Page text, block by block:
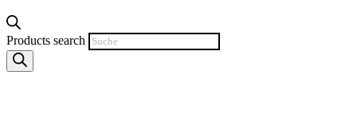
Products search